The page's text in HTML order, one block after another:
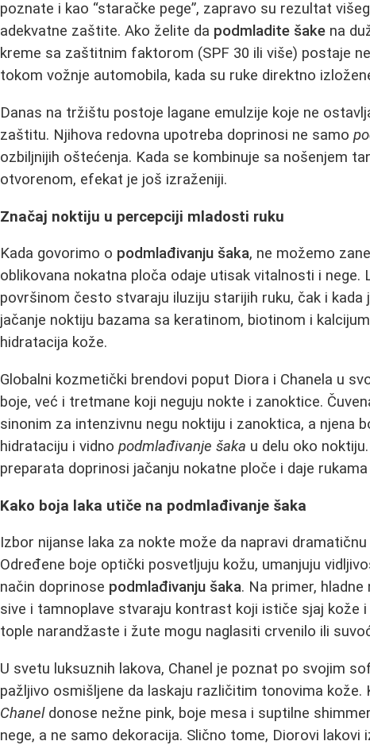
poznate i kao “staračke pege”, zapravo su rezultat
adekvatne zaštite. Ako želite da podmladite šake na
kreme sa zaštitnim faktorom (SPF 30 ili više) postaje
tokom vožnje automobila, kada su ruke direktno
Danas na tržištu postoje lagane emulzije koje ne
zaštitu. Njihova redovna upotreba doprinosi ne samo
ozbiljnijih oštećenja. Kada se kombinuje sa nošenjem
otvorenom, efekat je još izraženiji.
Značaj noktiju u percepciji mladosti ruku
Kada govorimo o podmlađivanju šaka, ne možemo
oblikovana nokatna ploča odaje utisak vitalnosti i nege.
površinom često stvaraju iluziju starijih ruku, čak i
jačanje noktiju bazama sa keratinom, biotinom i
hidratacija kože.
Globalni kozmetički brendovi poput Diora i Chanela u
boje, već i tretmane koji neguju nokte i zanoktice.
sinonim za intenzivnu negu noktiju i zanoktica, a njena
hidrataciju i vidnopodmlađivanje šaka u delu oko
preparata doprinosi jačanju nokatne ploče i daje
Kako boja laka utiče na podmlađivanje šaka
Izbor nijanse laka za nokte može da napravi
Određene boje optički posvetljuju kožu, umanjuju
način doprinose podmlađivanju šaka. Na primer,
sive i tamnoplave stvaraju kontrast koji ističe sjaj kože
tople narandžaste i žute mogu naglasiti crvenilo ili
U svetu luksuznih lakova, Chanel je poznat po svojim
pažljivo osmišljene da laskaju različitim tonovima
Chaneldonose nežne pink, boje mesa i suptilne
nege, a ne samo dekoracija. Slično tome, Diorovi lakovi